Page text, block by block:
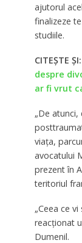
ajutorul
finalizeze
studiile.
CITEȘTE ȘI:
despre
ar fi vrut
„De
viaţa,
avocatului
prezent în
teritoriul
„Ceea ce
reacţionat
Dumenil.